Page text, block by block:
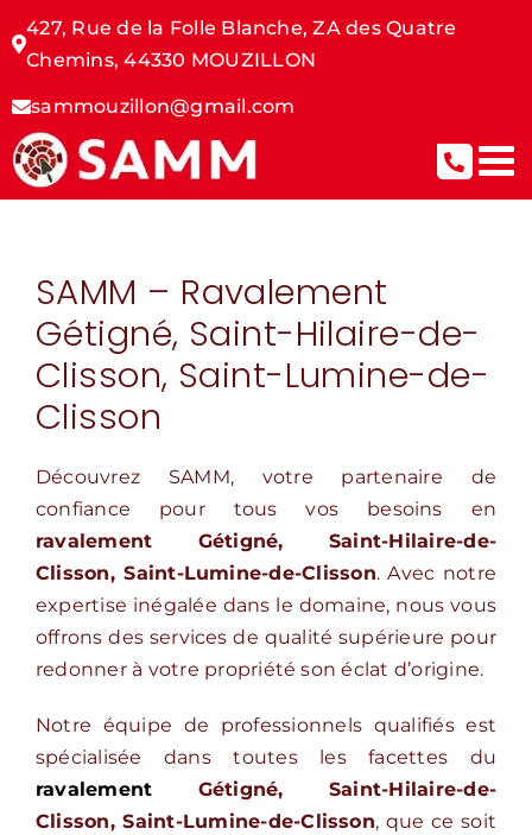
Passer
au
427, Rue de la Folle Blanche, ZA des Quatre
Chemins, 44330 MOUZILLON
sammouzillon@gmail.com
SAMM – Ravalement
Gétigné, Saint-Hilaire-de-
Clisson, Saint-Lumine-de-
Clisson
Découvrez SAMM, votre partenaire de
confiance pour tous vos besoins en
ravalement Gétigné, Saint-Hilaire-de-
Clisson, Saint-Lumine-de-Clisson. Avec notre
expertise inégalée dans le domaine, nous vous
offrons des services de qualité supérieure pour
redonner à votre propriété son éclat d’origine.
Notre équipe de professionnels qualifiés est
spécialisée dans toutes les facettes du
ravalement Gétigné, Saint-Hilaire-de-
Clisson, Saint-Lumine-de-Clisson, que ce soit